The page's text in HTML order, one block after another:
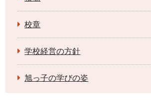
校章
学校経営の方針
旭っ子の学びの姿